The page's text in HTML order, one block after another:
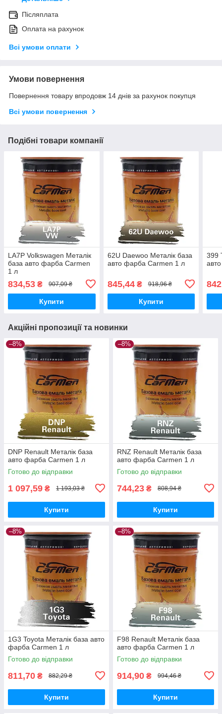
Післяплата
Оплата на рахунок
Всі умови оплати
Умови повернення
Повернення товару впродовж 14 днів за рахунок покупця
Всі умови повернення
Подібні товари компанії
LA7P Volkswagen Металік
база авто фарба Carmen
1 л
834,53 ₴ 907,09 ₴
Купити
62U Daewoo Металік база
авто фарба Carmen 1 л
845,44₴ 918,96 ₴
Купити
399
Акційні пропозиції та новинки
–8%
DNP Renault Металік база
авто фарба Carmen 1 л
Готово до відправки
1 097,59 ₴ 1 193,03 ₴
Купити
–8%
RNZ Renault Металік база
авто фарба Carmen 1 л
Готово до відправки
744,23 ₴ 808,94 ₴
Купити
–8%
1G3 Toyota Металік база авто
фарба Carmen 1 л
Готово до відправки
811,70 ₴ 882,29 ₴
Купити
–8%
F98 Renault Металік база
авто фарба Carmen 1 л
Готово до відправки
914,90 ₴ 994,46 ₴
Купити